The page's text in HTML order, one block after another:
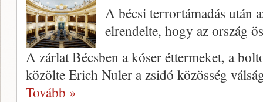
A bécsi terrortámadás után
elrendelte, hogy az ország
A zárlat Bécsben a kóser éttermeket, a
közölte Erich Nuler a zsidó közösség
Tovább »